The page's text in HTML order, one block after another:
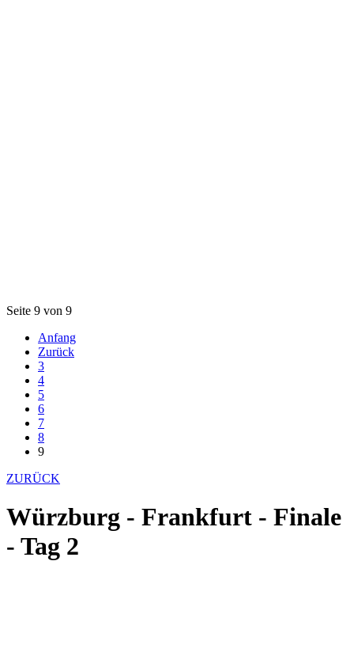
Seite 9 von 9
Anfang
Zurück
3
4
5
6
7
8
9
ZURÜCK
Würzburg - Frankfurt - Finale
- Tag 2